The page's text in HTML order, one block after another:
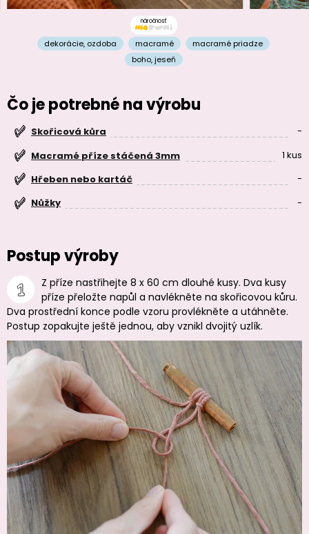
náročnosť
dekorácie, ozdoba macramé
macramé priadze
boho,jeseň
Čo je potrebné na výrobu
Skořicová kůra
-
Macramé příze stáčená 3mm
1 kus
Hřeben nebo kartáč
-
Nůžky
-
Postup výroby
Z příze nastřihejte 8 x 60 cm dlouhé kusy. Dva kusy
příze přeložte napůl a navlékněte na skořicovou kůru.
Dva prostřední konce podle vzoru provlékněte a utáhněte.
Postup zopakujte ještě jednou, aby vznikl dvojitý uzlík.